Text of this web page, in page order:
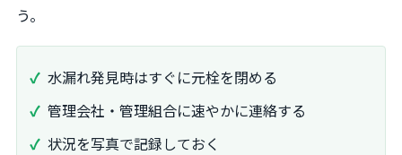
う。
水漏れ発見時はすぐに元栓を閉める
管理会社・管理組合に速やかに連絡する
状況を写真で記録しておく